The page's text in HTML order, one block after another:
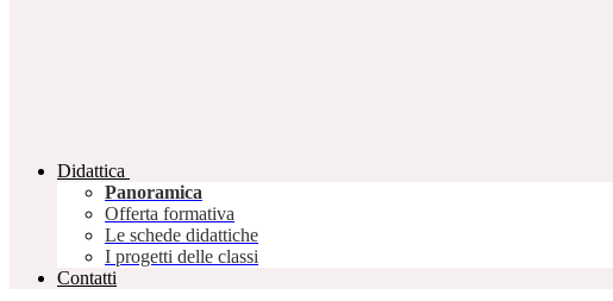
Didattica
Panoramica
Offerta formativa
Le schede didattiche
I progetti delle classi
Contatti